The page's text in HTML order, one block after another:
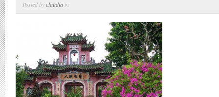
Posted byclaudia in